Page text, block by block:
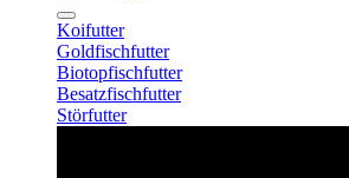
Koifutter
Goldfischfutter
Biotopfischfutter
Besatzfischfutter
Störfutter